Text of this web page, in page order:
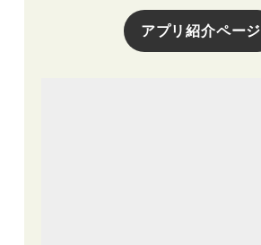
アプリ紹介ページ